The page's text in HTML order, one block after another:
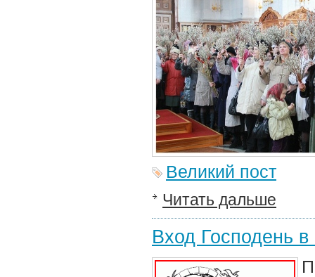
Великий пост
Читать дальше
Вход Господень